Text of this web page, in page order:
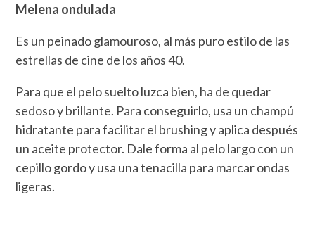
Melena ondulada
Es un peinado glamouroso, al más puro estilo de las
estrellas de cine de los años 40.
Para que el pelo suelto luzca bien, ha de quedar
sedoso y brillante. Para conseguirlo, usa un champú
hidratante para facilitar el brushing y aplica después
un aceite protector. Dale forma al pelo largo con un
cepillo gordo y usa una tenacilla para marcar ondas
ligeras.